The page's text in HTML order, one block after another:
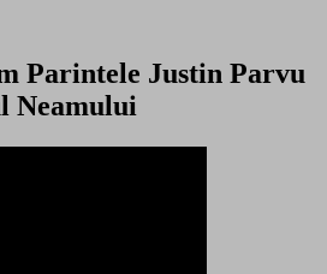
Parintele Justin Parvu
Neamului